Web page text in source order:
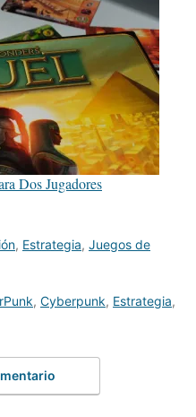
Dos Jugadores
, Estrategia, Juegos de
, Cyberpunk, Estrategia,